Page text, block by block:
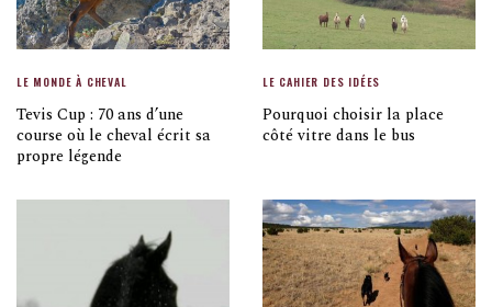
LE MONDE À CHEVAL
Tevis Cup : 70 ans d’une
course où le cheval écrit sa
propre légende
LE CAHIER DES IDÉES
Pourquoi choisir la place
côté vitre dans le bus